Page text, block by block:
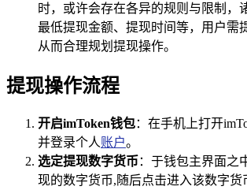
时，或许会存在各异的规则与限制，
最低提现金额、提现时间等，用户需
从而合理规划提现操作。
提现操作流程
开启imToken钱包：在手机上打开
并登录个人账户。
选定提现数字货币 ：于钱包主界面之
现的数字货币,随后点击进入该数字货